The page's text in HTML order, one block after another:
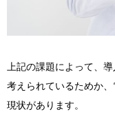
上記の課題によって、
考えられているためか
現状があります。